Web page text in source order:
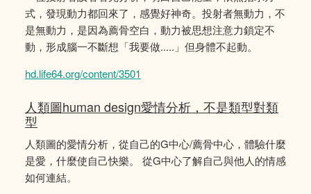
式，發現動力都回來了，感覺好神奇。投射者無動力，不
是無動力，是因為薦骨空白，動力被思想注意力鎖定不
動，形成腦一不斷想「我要做.....」但身體不起動。
hd.life64.org/content/3501
人類圖human design愛情分析，不是類型對類
型
人類圖的愛情分析，從自己的G中心/薦骨中心，體驗什麼
是愛，什麼使自己快樂。 從G中心了解自己與他人的情感
如何連結。